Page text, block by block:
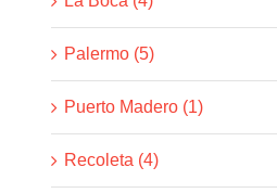
Palermo (5)
Puerto Madero (1)
Recoleta (4)